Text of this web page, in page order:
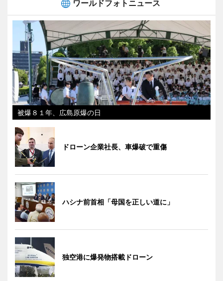
ワールドフォトニュース
被爆８１年、広島原爆の日
ドローン企業社長、車爆破で重傷
ハシナ前首相「母国を正しい道に」
独空港に爆発物搭載ドローン